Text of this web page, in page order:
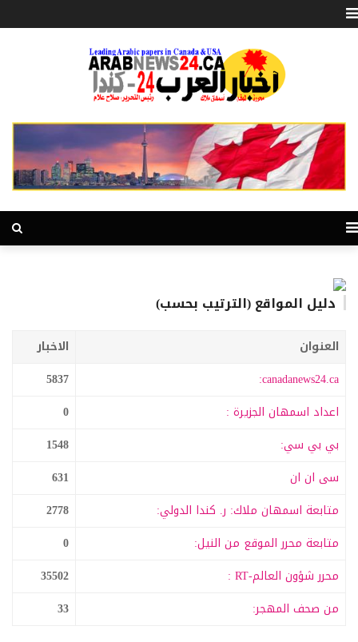
دليل المواقع (الترتيب بحسب)
العنوان
الاخبار
canadanews24.ca:
5837
اعداد اسمهان الجزيرة :
0
بي بي سي:
1548
سى ان ان
631
متابعة اسمهان ملاك: ر. كندا الدولي:
2778
متابعة محرر الموقع من النيل:
0
محرر شؤون العالم-RT :
35502
من صحف المهجر:
33